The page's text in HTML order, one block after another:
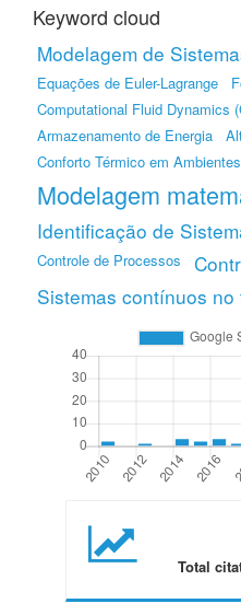
Keyword cloud
Modelagem de
Equações de Euler-Lagrange
Computational Fluid Dynamics
Armazenamento de Energia
Conforto Térmico em Ambientes
Modelagem
Identificação de
Controle de Processos
Sistemas contínuos no
Total